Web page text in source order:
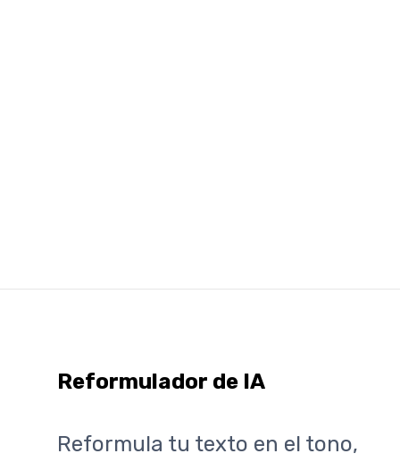
Reformulador de IA
Reformula tu texto en el tono,